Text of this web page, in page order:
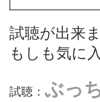
試聴が出来
もしも気に
試聴： ぶっ